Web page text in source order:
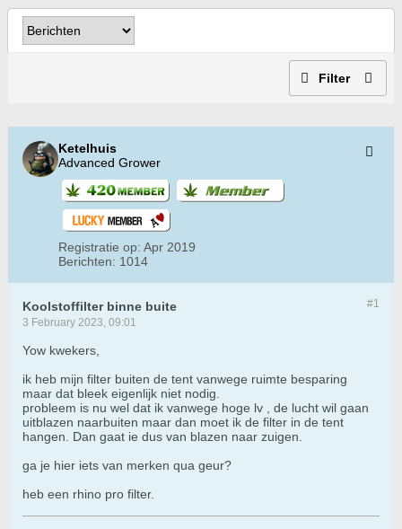
Filter
Ketelhuis
Advanced Grower
Registratie op: Apr 2019
Berichten: 1014
#1
Koolstoffilter binne buite
3 February 2023, 09:01
Yow kwekers,
ik heb mijn filter buiten de tent vanwege ruimte besparing
maar dat bleek eigenlijk niet nodig.
probleem is nu wel dat ik vanwege hoge lv , de lucht wil gaan
uitblazen naarbuiten maar dan moet ik de filter in de tent
hangen. Dan gaat ie dus van blazen naar zuigen.
ga je hier iets van merken qua geur?
heb een rhino pro filter.